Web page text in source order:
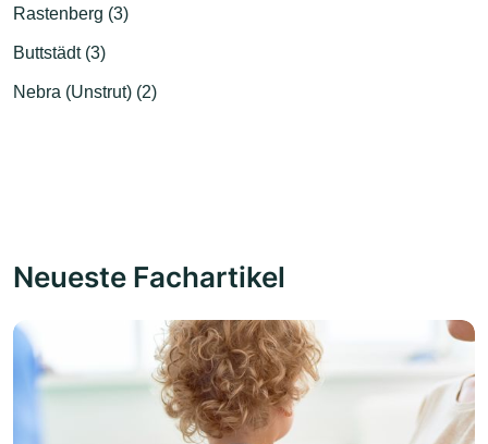
Rastenberg (3)
Buttstädt (3)
Nebra (Unstrut) (2)
Neueste Fachartikel